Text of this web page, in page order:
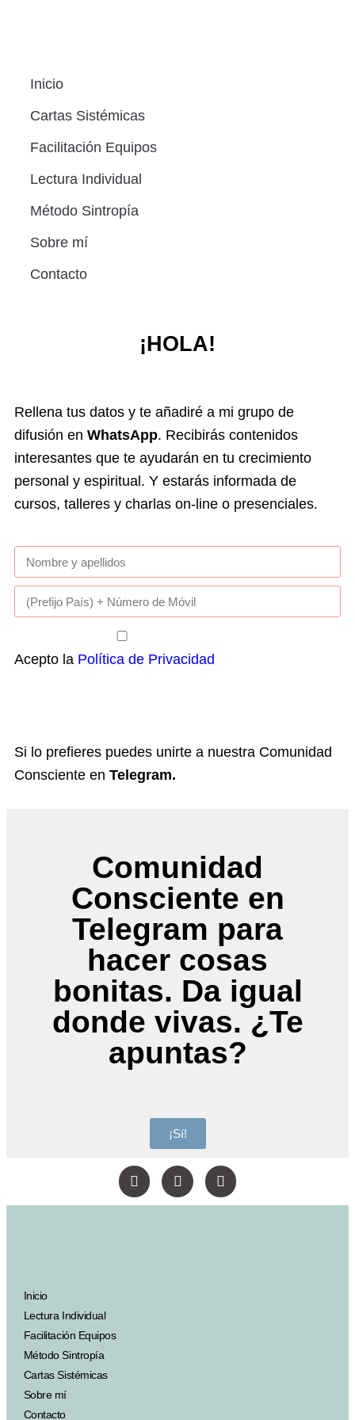
Inicio
Cartas Sistémicas
Facilitación Equipos
Lectura Individual
Método Sintropía
Sobre mí
Contacto
¡HOLA!
Rellena tus datos y te añadiré a mi grupo de
difusión en WhatsApp. Recibirás contenidos
interesantes que te ayudarán en tu crecimiento
personal y espiritual. Y estarás informada de
cursos, talleres y charlas on-line o presenciales.
Acepto la Política de Privacidad
Si lo prefieres puedes unirte a nuestra Comunidad
Consciente en Telegram.
Comunidad
Consciente en
Telegram para
hacer cosas
bonitas. Da igual
donde vivas. ¿Te
apuntas?
¡Sí!
Inicio
Lectura Individual
Facilitación Equipos
Método Sintropía
Cartas Sistémicas
Sobre mí
Contacto